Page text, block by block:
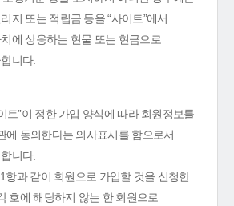
지 또는 적립금 등을 “사이트”에서
에 상응하는 현물 또는 현금으로
니다.
트”이 정한 가입 양식에 따라 회원정보를
에 동의한다는 의사표시를 함으로서
니다.
항과 같이 회원으로 가입할 것을 신청한
호에 해당하지 않는 한 회원으로